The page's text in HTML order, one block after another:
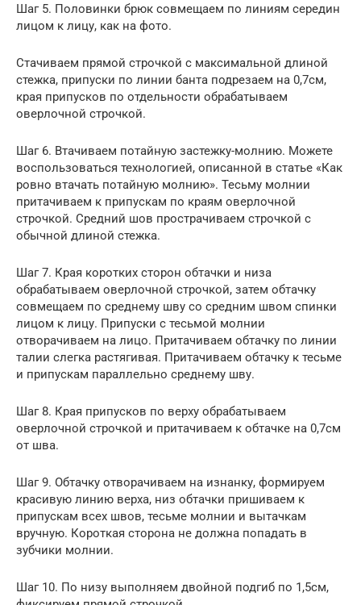
Шаг 5. Половинки брюк совмещаем по линиям середин
лицом к лицу, как на фото.
Стачиваем прямой строчкой с максимальной длиной
стежка, припуски по линии банта подрезаем на 0,7см,
края припусков по отдельности обрабатываем
оверлочной строчкой.
Шаг 6. Втачиваем потайную застежку-молнию. Можете
воспользоваться технологией, описанной в статье «Как
ровно втачать потайную молнию». Тесьму молнии
притачиваем к припускам по краям оверлочной
строчкой. Средний шов прострачиваем строчкой с
обычной длиной стежка.
Шаг 7. Края коротких сторон обтачки и низа
обрабатываем оверлочной строчкой, затем обтачку
совмещаем по среднему шву со средним швом спинки
лицом к лицу. Припуски с тесьмой молнии
отворачиваем на лицо. Притачиваем обтачку по линии
талии слегка растягивая. Притачиваем обтачку к тесьме
и припускам параллельно среднему шву.
Шаг 8. Края припусков по верху обрабатываем
оверлочной строчкой и притачиваем к обтачке на 0,7см
от шва.
Шаг 9. Обтачку отворачиваем на изнанку, формируем
красивую линию верха, низ обтачки пришиваем к
припускам всех швов, тесьме молнии и вытачкам
вручную. Короткая сторона не должна попадать в
зубчики молнии.
Шаг 10. По низу выполняем двойной подгиб по 1,5см,